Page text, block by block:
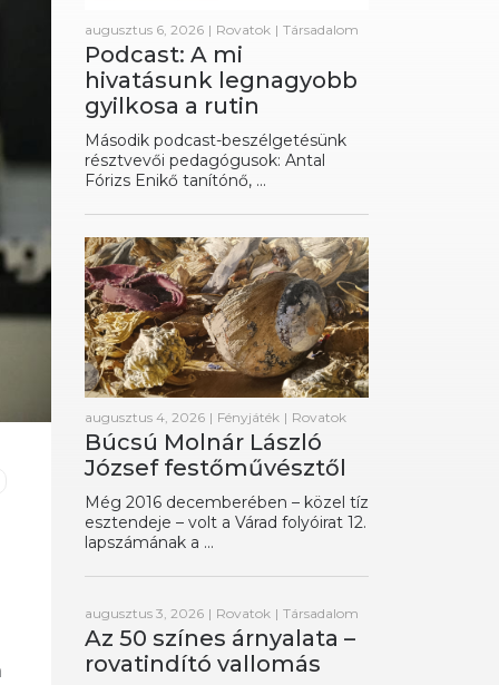
augusztus 6, 2026 | Rovatok | Társadalom
Podcast: A mi
hivatásunk legnagyobb
gyilkosa a rutin
Második podcast-beszélgetésünk
résztvevői pedagógusok: Antal
Fórizs Enikő tanítónő, ...
augusztus 4, 2026 | Fényjáték | Rovatok
Búcsú Molnár László
József festőművésztől
Még 2016 decemberében – közel tíz
esztendeje – volt a Várad folyóirat 12.
lapszámának a ...
augusztus 3, 2026 | Rovatok | Társadalom
Az 50 színes árnyalata –
rovatindító vallomás